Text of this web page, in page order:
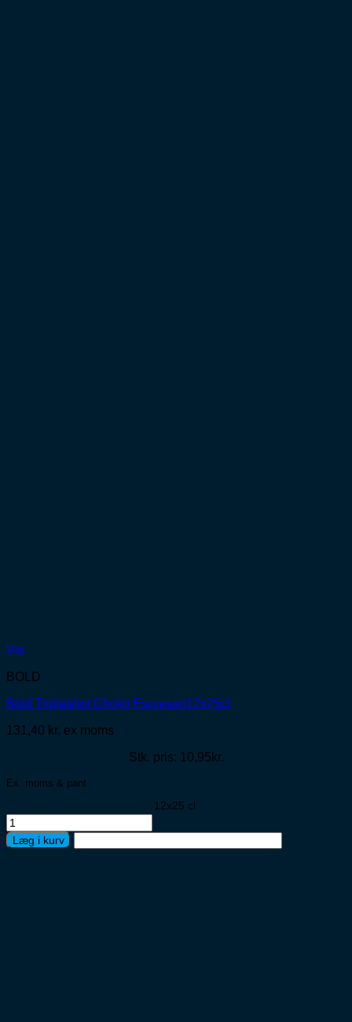
Vis
BOLD
Bold Tripleshot Choko Espresso12x25cl
131,40 kr. ex moms
Stk. pris: 10,95kr.
Ex. moms & pant
12x25 cl.
Bold
Tripleshot
Choko
Læg i kurv